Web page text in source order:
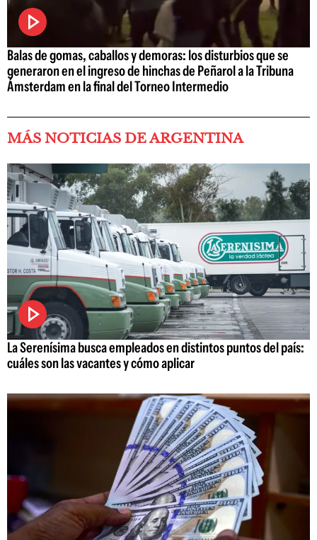
Balas de gomas, caballos y demoras: los disturbios que se
generaron en el ingreso de hinchas de Peñarol a la Tribuna
Ámsterdam en la final del Torneo Intermedio
MÁS NOTICIAS DE ARGENTINA
La Serenísima busca empleados en distintos puntos del país:
cuáles son las vacantes y cómo aplicar